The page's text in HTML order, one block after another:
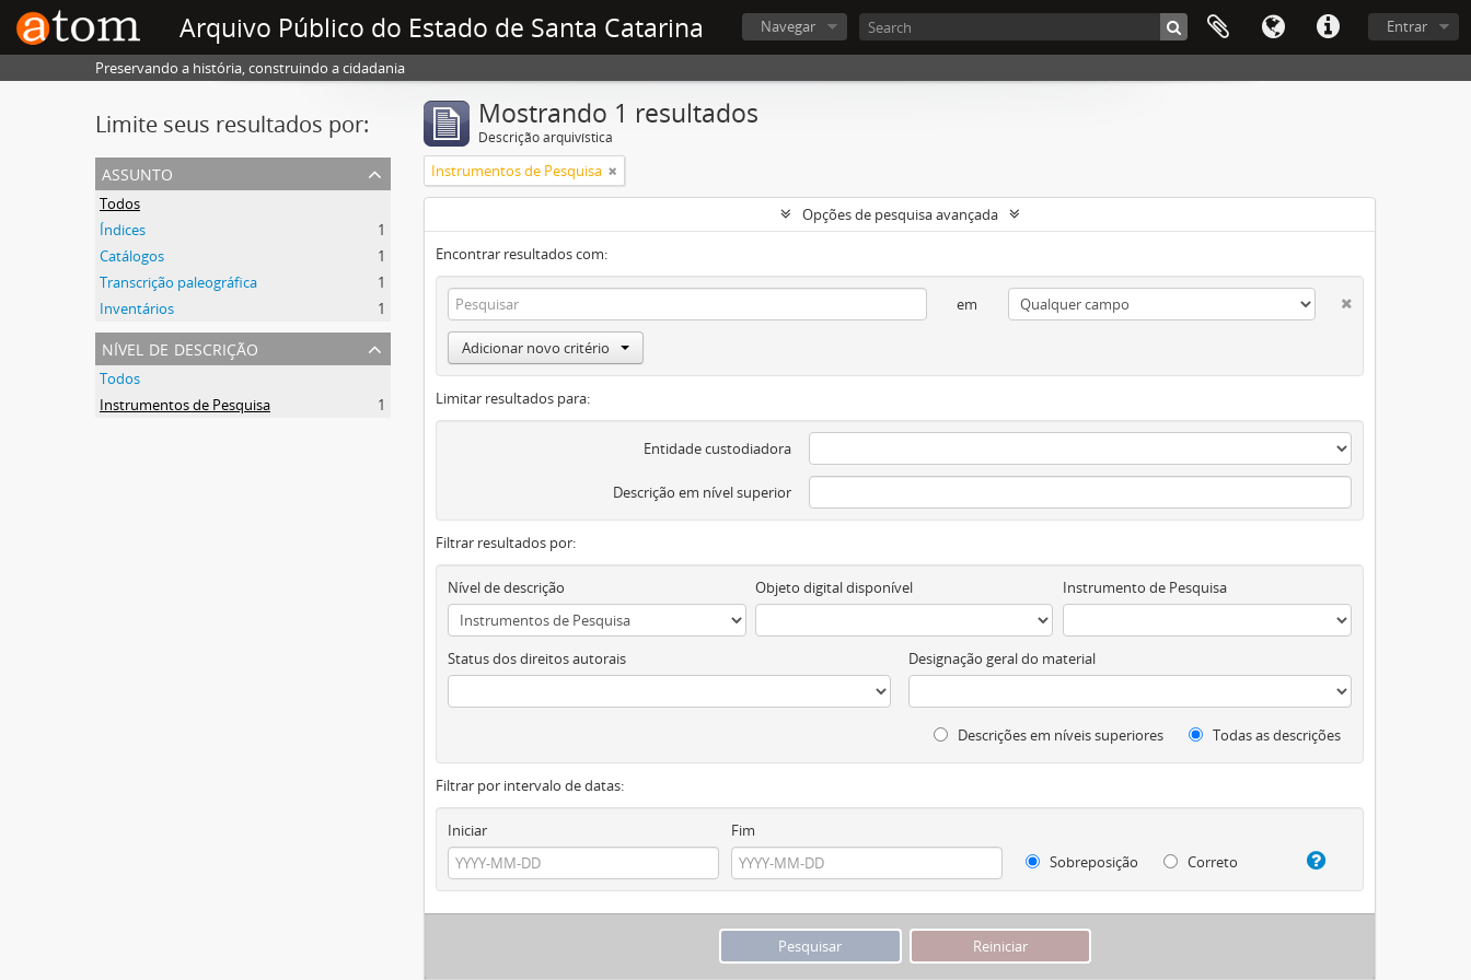
Arquivo Público do Estado de Santa Catarina Entrar
Navegar
Preservando a história, construindo a cidadania
Limite seus resultados por:
assunto
Todos
Índices
1
Catálogos
1
Transcrição paleográfica
1
Inventários
1
nível de descrição
Todos
Instrumentos de Pesquisa
1
Mostrando 1 resultados
Descrição arquivística
Instrumentos de Pesquisa
Opções de pesquisa avançada
Encontrar resultados com:
em
Adicionar novo critério
Limitar resultados para:
Entidade custodiadora
Descrição em nível superior
Filtrar resultados por:
Nível de descrição Objeto digital disponível Instrumento de Pesquisa
Status dos direitos autorais Designação geral do material
Descrições em níveis superiores Todas as descrições
Filtrar por intervalo de datas:
Iniciar
Fim
Sobreposição
Correto